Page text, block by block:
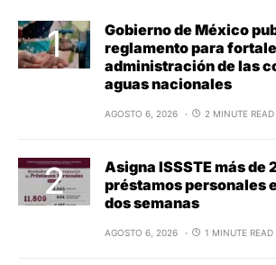
Gobierno de México
reglamento para
administración de las
aguas nacionales
AGOSTO 6, 2026 2 MINUTE READ
Asigna ISSSTE más de
préstamos personales
dos semanas
AGOSTO 6, 2026 1 MINUTE READ